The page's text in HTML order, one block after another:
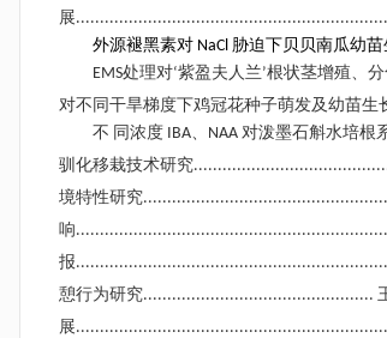
展
外源褪黑素对 NaCl 胁迫下贝贝南瓜幼
EMS处理对‘紫盈夫人兰’根状茎增殖、
对不同干旱梯度下鸡冠花种子萌发及幼苗生
不 同浓度 IBA、 NAA 对泼墨石斛水培根
驯化移栽技术研究
境特性研究
响
报
憩行为研究................................................
展